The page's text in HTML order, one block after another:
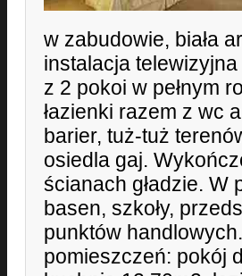
w zabudowie, biała
instalacja
z 2 pokoi w pełnym
łazienki razem z wc
barier, tuż-tuż
osiedla gaj.
ścianach gładzie. W
basen, szkoły,
punktów
pomieszczeń: pokój